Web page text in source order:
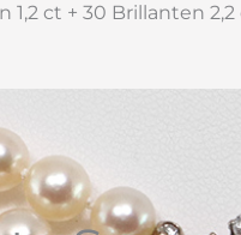
ct + 30 Brillanten 2,2